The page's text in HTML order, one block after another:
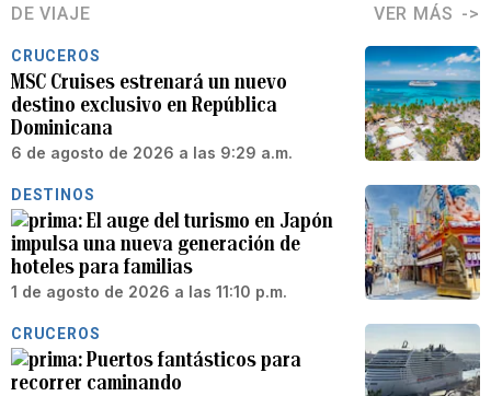
DE VIAJE VER MÁS
CRUCEROS
MSC Cruises estrenará un nuevo
destino exclusivo en República
Dominicana
6 de agosto de 2026 a las 9:29 a.m.
DESTINOS
El auge del turismo en Japón
impulsa una nueva generación de
hoteles para familias
1 de agosto de 2026 a las 11:10 p.m.
CRUCEROS
Puertos fantásticos para
recorrer caminando